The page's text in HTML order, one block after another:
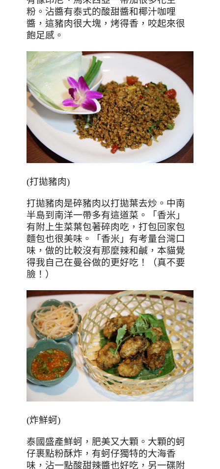
粉。沾醬有泰式的酸甜醬和椰汁咖哩
醬，這豬肉很大塊，烤得香，咬起來很
飽足感。
(打拋豬肉)
打拋豬肉是碎豬肉以打拋葉去炒。中南
半島到南洋一帶多有這道菜。「香米」
有附上生菜葉包著碎肉吃，打包回家包
麵包也很美味。「香米」有考量台灣口
味，做的比較沒有那麼辣和鹹，本貓覺
得我自己在曼谷做的更好吃！（真不要
臉！）
(炸鮮蚵)
泰國盛產鮮蚵，肥美又大顆。大顆的蚵
仔裹點粉酥炸，有蚵仔獨特的大海香
味，沾一點酸甜辣醬也好吃，另一碟附